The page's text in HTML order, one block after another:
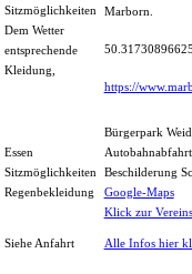
Sitzmöglichkeiten
Dem Wetter
entsprechende
Kleidung,
Marborn.
https://
Essen
Sitzmöglichkeiten
Regenbekleidung
Bürgerpark
Beschilderung
Google-Maps
Klick zur
Siehe Anfahrt Alle Infos hier